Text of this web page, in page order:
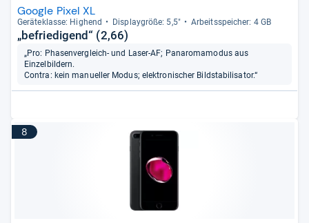
Google Pixel XL
Gerä­te­klasse: Hig­hend Dis­play­größe: 5,5" Arbeitsspei­cher: 4 GB
„befriedigend“ (2,66)
„Pro: Phasenvergleich- und Laser-AF; Panaromamodus aus
Einzelbildern.
Contra: kein manueller Modus; elektronischer Bildstabilisator.“
8